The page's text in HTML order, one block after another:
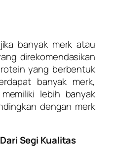
banyak merk atau
direkomendasikan
yang berbentuk
banyak merk,
lebih banyak
dengan merk
Segi Kualitas